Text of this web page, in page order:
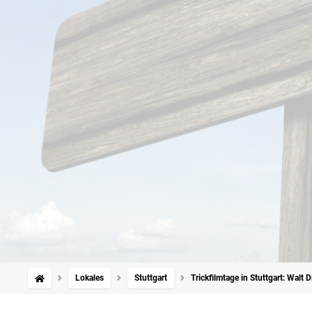
Lokales Stuttgart Trickfilmtage in Stuttgart: Walt